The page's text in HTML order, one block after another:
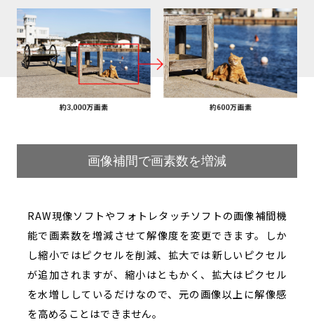
画像補間で画素数を増減
RAW現像ソフトやフォトレタッチソフトの画像補間機
能で画素数を増減させて解像度を変更できます。しか
し縮小ではピクセルを削減、拡大では新しいピクセル
が追加されますが、縮小はともかく、拡大はピクセル
を水増ししているだけなので、元の画像以上に解像感
を高めることはできません。